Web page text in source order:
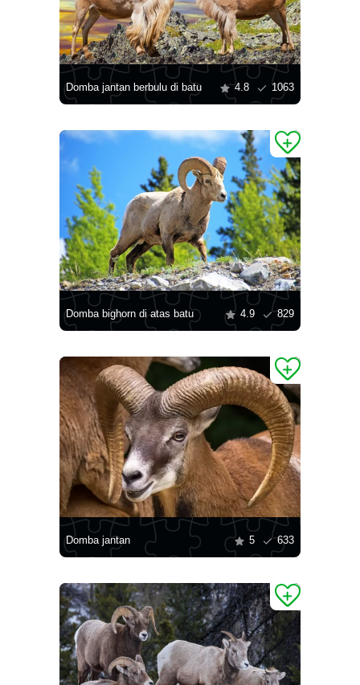
Domba jantan berbulu di batu 4.8 1063
Domba bighorn di atas batu 4.9 829
Domba jantan 5 633